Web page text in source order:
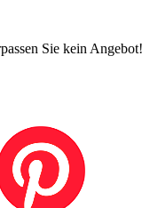
Sie kein Angebot!